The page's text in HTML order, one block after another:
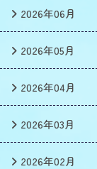
2026年06月
2026年05月
2026年04月
2026年03月
2026年02月